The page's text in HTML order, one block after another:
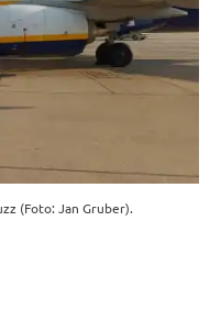
(Foto: Jan Gruber).